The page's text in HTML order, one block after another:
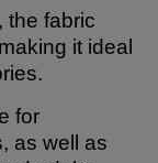
the fabric
it ideal
for
as well as